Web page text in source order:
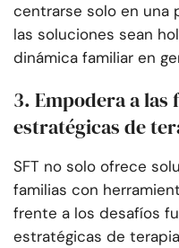
centrarse solo en una
las soluciones sean
dinámica familiar en
3. Empodera a
estratégicas de
SFT no solo ofrece
familias con
frente a los desafíos
estratégicas de